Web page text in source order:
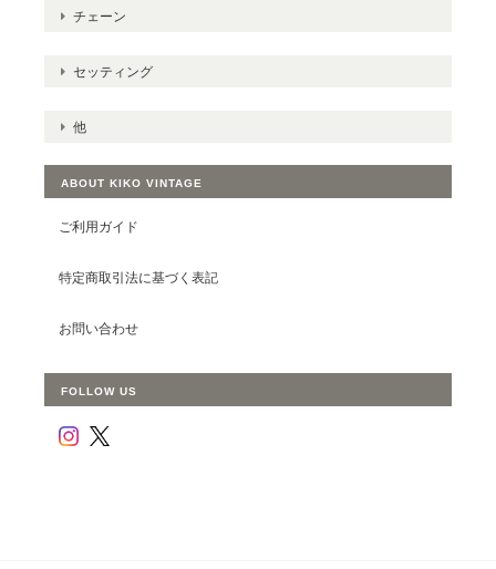
チェーン
セッティング
他
ABOUT KIKO VINTAGE
ご利用ガイド
特定商取引法に基づく表記
お問い合わせ
FOLLOW US